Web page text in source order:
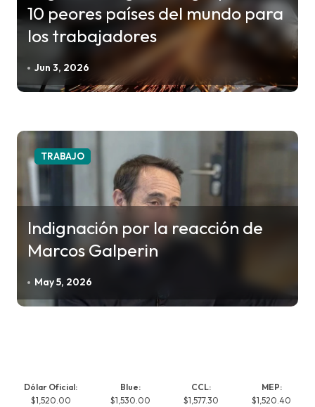
10 peores países del mundo para
los trabajadores
Jun 3, 2026
TRABAJO
Indignación por la reacción de
Marcos Galperin
May 5, 2026
Dólar Oficial:
$1,520.00
Blue:
$1,530.00
CCL:
$1,577.30
MEP:
$1,520.40